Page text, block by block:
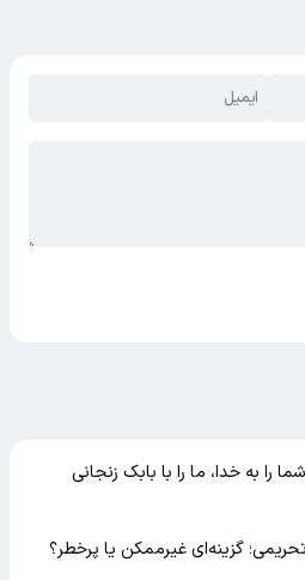
را به خدا، ما را با بابک زنجانی
گزینه‌ای غیرممکن یا پرخطر؟